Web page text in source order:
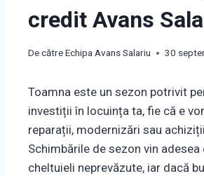
credit Avans
De cătreEchipa Avans Salariu 30
Toamna este un sezon potrivit
investiții în locuința ta, fie că e
reparații, modernizări sau
Schimbările de sezon vin adesea
cheltuieli neprevăzute, iar dacă